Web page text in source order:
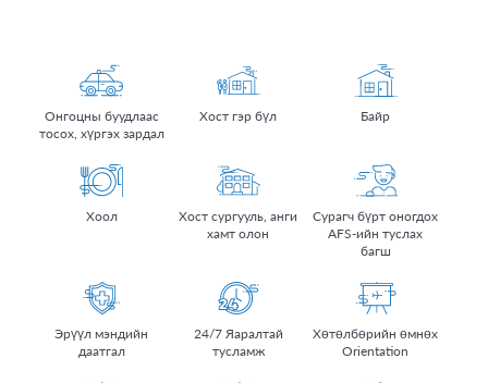
Онгоцны буудлаас
тосох, хүргэх зардал
Хост гэр бүл Байр
Хоол
Хост сургууль, анги
хамт олон
Сурагч бүрт оногдох
AFS-ийн туслах
багш
Эрүүл мэндийн
даатгал
24/7 Яаралтай
тусламж
Хөтөлбөрийн өмнөх
Orientation